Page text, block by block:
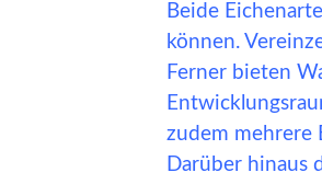
Beide
können.
Ferner bieten
zudem mehrere
Darüber hinaus